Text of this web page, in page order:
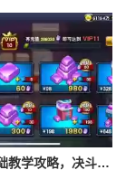
决斗之城基础教学攻略，决斗之城教学攻略2111